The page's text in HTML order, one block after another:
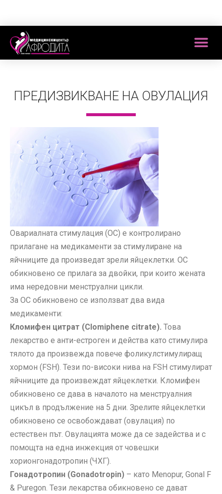
ПРЕДИЗВИКВАНЕ НА ОВУЛАЦИЯ
Овариалната стимулация (ОС) е контролирано
прилагане на медикаменти за стимулиране на
яйчниците да произведат зрели яйцеклетки. ОС
обикновено се прилага за двойки, при които жената
има нередовни менструални цикли.
За ОС обикновено се използват два вида
медикаменти:
Кломифен цитрат (Clomiphene citrate). Това
лекарство е анти-естроген и действа като стимулира
тялото да произвежда повече фоликулстимулиращ
хормон (FSH). Тези по-високи нива на FSH стимулират
яйчниците да произвеждат яйцеклетки. Кломифен
обикновено се дава в началото на менструалния
цикъл в продължение на 5 дни. Зрелите яйцеклетки
обикновено се освобождават (овулация) по
естествен път. Овулацията може да се задейства и с
помощта на една инжекция от човешки
хорионгонадотропин (ЧХГ).
Гонадотропин (Gonadotropin) – като Menopur, Gonal F
& Puregon. Тези лекарства обикновено се дават